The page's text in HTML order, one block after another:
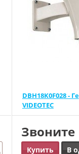
DBH18K0F028 -
VIDEOTEC
Звоните
Купить В